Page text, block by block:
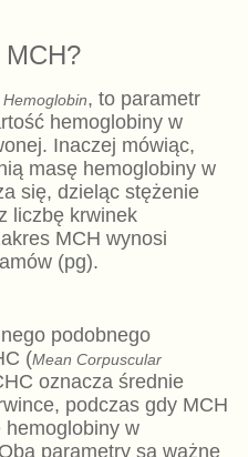
, to parametr
hemoglobiny w
Inaczej mówiąc,
masę hemoglobiny w
się, dzieląc stężenie
liczbę krwinek
MCH wynosi
(pg).
podobnego
(Mean Corpuscular
oznacza średnie
podczas gdy MCH
hemoglobiny w
parametry są ważne